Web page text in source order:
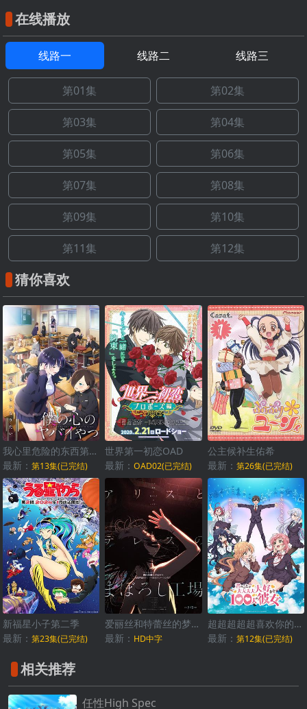
在线播放
线路一 线路二 线路三
第01集 第02集
第03集 第04集
第05集 第06集
第07集 第08集
第09集 第10集
第11集 第12集
猜你喜欢
我心里危险的东西第二季
最新： 第13集(已完结)
世界第一初恋OAD
最新：OAD02(已完结)
公主候补生佑希
最新： 第26集(已完结)
新福星小子第二季
最新： 第23集(已完结)
爱丽丝和特蕾丝的梦幻工厂
最新： HD中字
超超超超超喜欢你的100个女朋友
最新： 第12集(已完结)
相关推荐
任性High Spec